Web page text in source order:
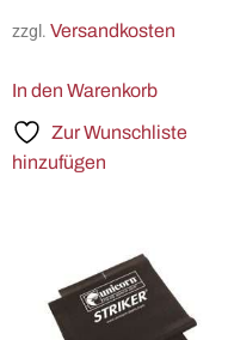
zzgl. Versandkosten
In den Warenkorb
Zur Wunschliste
hinzufügen